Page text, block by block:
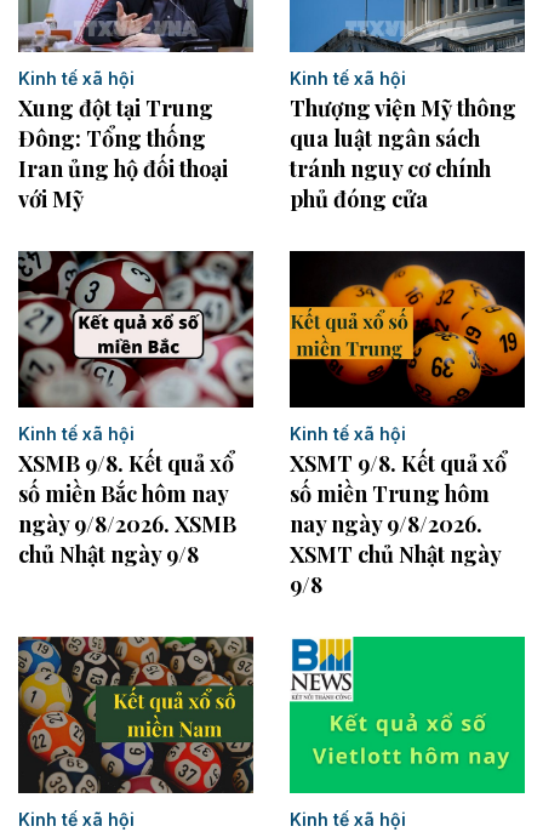
Kinh tế xã hội
Xung đột tại Trung
Đông: Tổng thống
Iran ủng hộ đối thoại
với Mỹ
Kinh tế xã hội
Thượng viện Mỹ thông
qua luật ngân sách
tránh nguy cơ chính
phủ đóng cửa
Kinh tế xã hội
XSMB 9/8. Kết quả xổ
số miền Bắc hôm nay
ngày 9/8/2026. XSMB
chủ Nhật ngày 9/8
Kinh tế xã hội
XSMT 9/8. Kết quả xổ
số miền Trung hôm
nay ngày 9/8/2026.
XSMT chủ Nhật ngày
9/8
Kinh tế xã hội Kinh tế xã hội